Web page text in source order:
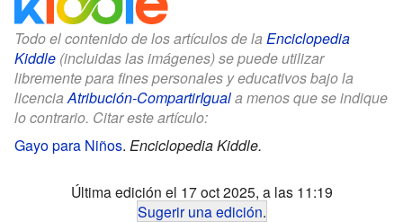
Todo el contenido de los artículos de la Enciclopedia
Kiddle (incluidas las imágenes) se puede utilizar
libremente para fines personales y educativos bajo la
licencia Atribución-CompartirIguala menos que se indique
lo contrario. Citar este artículo:
Gayo para Niños. Enciclopedia Kiddle.
Última edición el 17 oct 2025, a las 11:19
Sugerir una edición.